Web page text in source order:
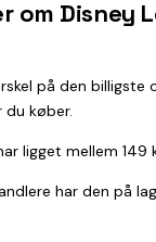
om Disney
på den
du køber.
ligget mellem
har den på